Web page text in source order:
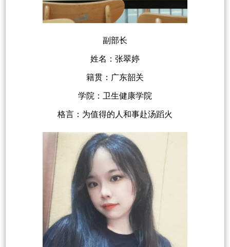
副部长
姓名：张翠婷
籍贯：广东韶关
学院：卫生健康学院
格言：为值得的人和事赴汤蹈火